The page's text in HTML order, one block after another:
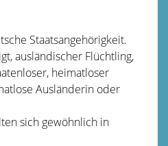
Staatsangehörigkeit.
ausländischer Flüchtling,
heimatloser
Ausländerin oder
sich gewöhnlich in